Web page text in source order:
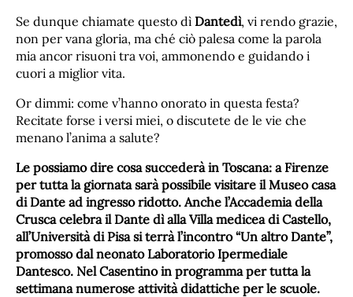
Se dunque chiamate questo dì Dantedì, vi rendo grazie,
non per vana gloria, ma ché ciò palesa come la parola
mia ancor risuoni tra voi, ammonendo e guidando i
cuori a miglior vita.
Or dimmi: come v’hanno onorato in questa festa?
Recitate forse i versi miei, o discutete de le vie che
menano l’anima a salute?
Le possiamo dire cosa succederà in Toscana: a Firenze
per tutta la giornata sarà possibile visitare il Museo casa
di Dante ad ingresso ridotto. Anche l’Accademia della
Crusca celebra il Dante dì alla Villa medicea di Castello,
all’Università di Pisa si terrà l’incontro “Un altro Dante”,
promosso dal neonato Laboratorio Ipermediale
Dantesco. Nel Casentino in programma per tutta la
settimana numerose attività didattiche per le scuole.